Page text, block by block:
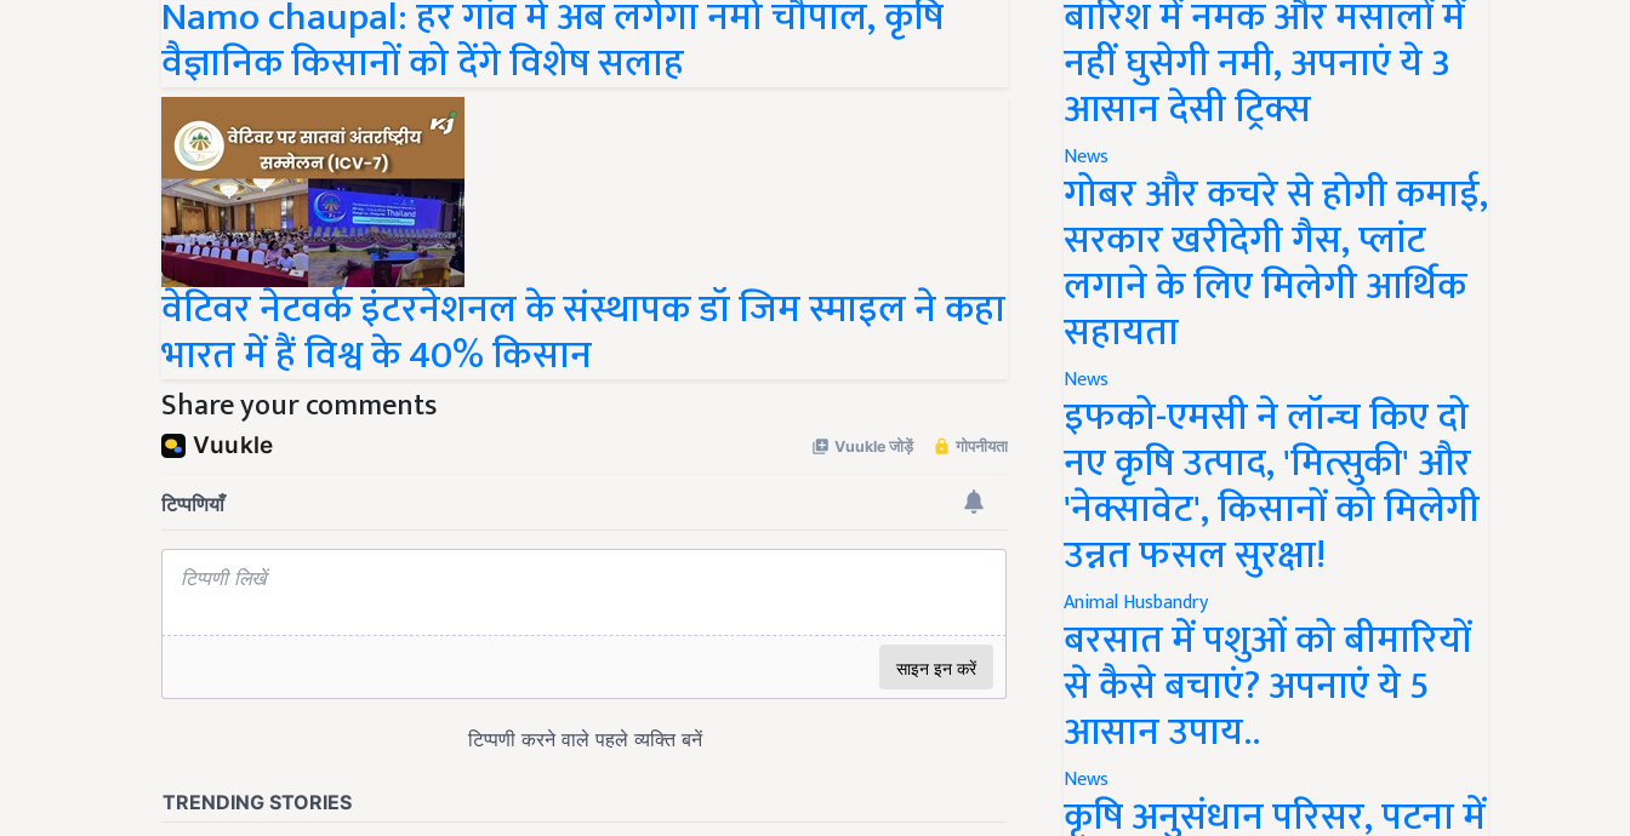
वैज्ञानिक किसानों को देंगे विशेष सलाह
वेटिवर नेटवर्क इंटरनेशनल के संस्थापक डॉ जिम स्माइल ने कहा
भारत में हैं विश्व के 40% किसान
Share your comments
बारिश में नमक और मसालों में
नहीं घुसेगी नमी, अपनाएं ये 3
आसान देसी ट्रिक्स
News
गोबर और कचरे से होगी कमाई,
सरकार खरीदेगी गैस, प्लांट
लगाने के लिए मिलेगी आर्थिक
सहायता
News
इफको-एमसी ने लॉन्च किए दो
नए कृषि उत्पाद, 'मित्सुकी' और
'नेक्सावेट', किसानों को मिलेगी
उन्नत फसल सुरक्षा!
Animal Husbandry
बरसात में पशुओं को बीमारियों
से कैसे बचाएं? अपनाएं ये 5
आसान उपाय..
News
कृषि अनुसंधान परिसर, पटना में